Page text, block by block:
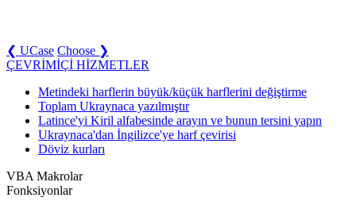
❮ UCase Choose ❯
ÇEVRİMİÇİ HİZMETLER
Metindeki harflerin büyük/küçük harflerini değiştirme
Toplam Ukraynaca yazılmıştır
Latince'yi Kiril alfabesinde arayın ve bunun tersini yapın
Ukraynaca'dan İngilizce'ye harf çevirisi
Döviz kurları
VBA Makrolar
Fonksiyonlar